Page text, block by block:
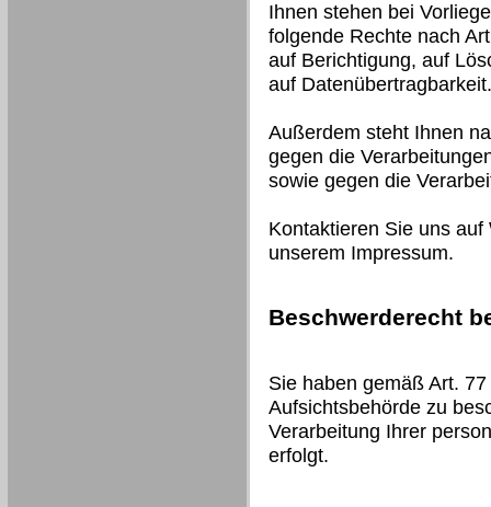
Ihnen stehen bei
folgende Rechte nach
auf Berichtigung, auf
auf Datenübertragbarkeit.
Außerdem steht Ihnen
gegen die
sowie gegen die
Kontaktieren Sie uns
unserem Impressum.
Beschwerderecht
Sie haben gemäß Art.
Aufsichtsbehörde zu
Verarbeitung Ihrer
erfolgt.